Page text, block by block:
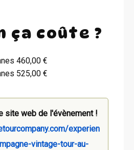
ça coûte ?
460,00 €
525,00 €
site web de l'évènement !
experien
vintage-tour-au-